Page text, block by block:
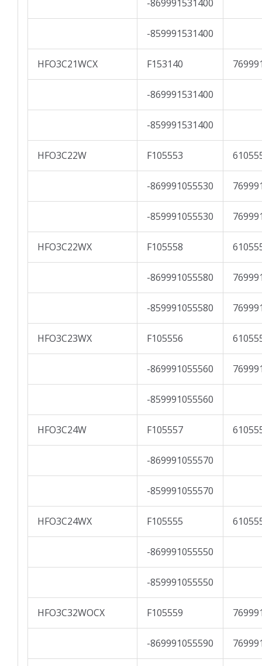
-869991531400
-859991531400
HFO3C21WCX F153140
-869991531400
-859991531400
HFO3C22W F105553
-869991055530
-859991055530
HFO3C22WX F105558
-869991055580
-859991055580
HFO3C23WX F105556
-869991055560
-859991055560
HFO3C24W F105557
-869991055570
-859991055570
HFO3C24WX F105555
-869991055550
-859991055550
HFO3C32WOCX F105559
-869991055590